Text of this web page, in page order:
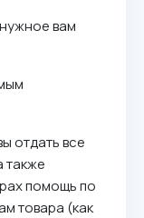
вам
отдать все
также
помощь по
товара (как